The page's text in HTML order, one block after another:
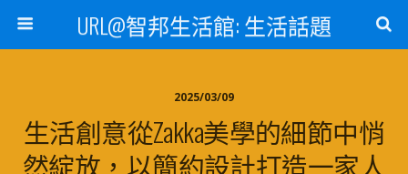
URL@智邦生活館: 生活話題
2025/03/09
生活創意從Zakka美學的細節中悄
然綻放，以簡約設計打造一家人